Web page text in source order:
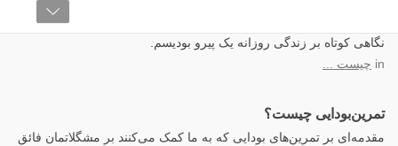
نگاهی کوتاه بر زندگی روزانه یک پیرو بودیسم.
in چیست ...
تمرین‌بودایی چیست؟
مقدمه‌ای بر تمرین‌های بودایی که به ما کمک می‌کنند بر مشگلاتمان فائق